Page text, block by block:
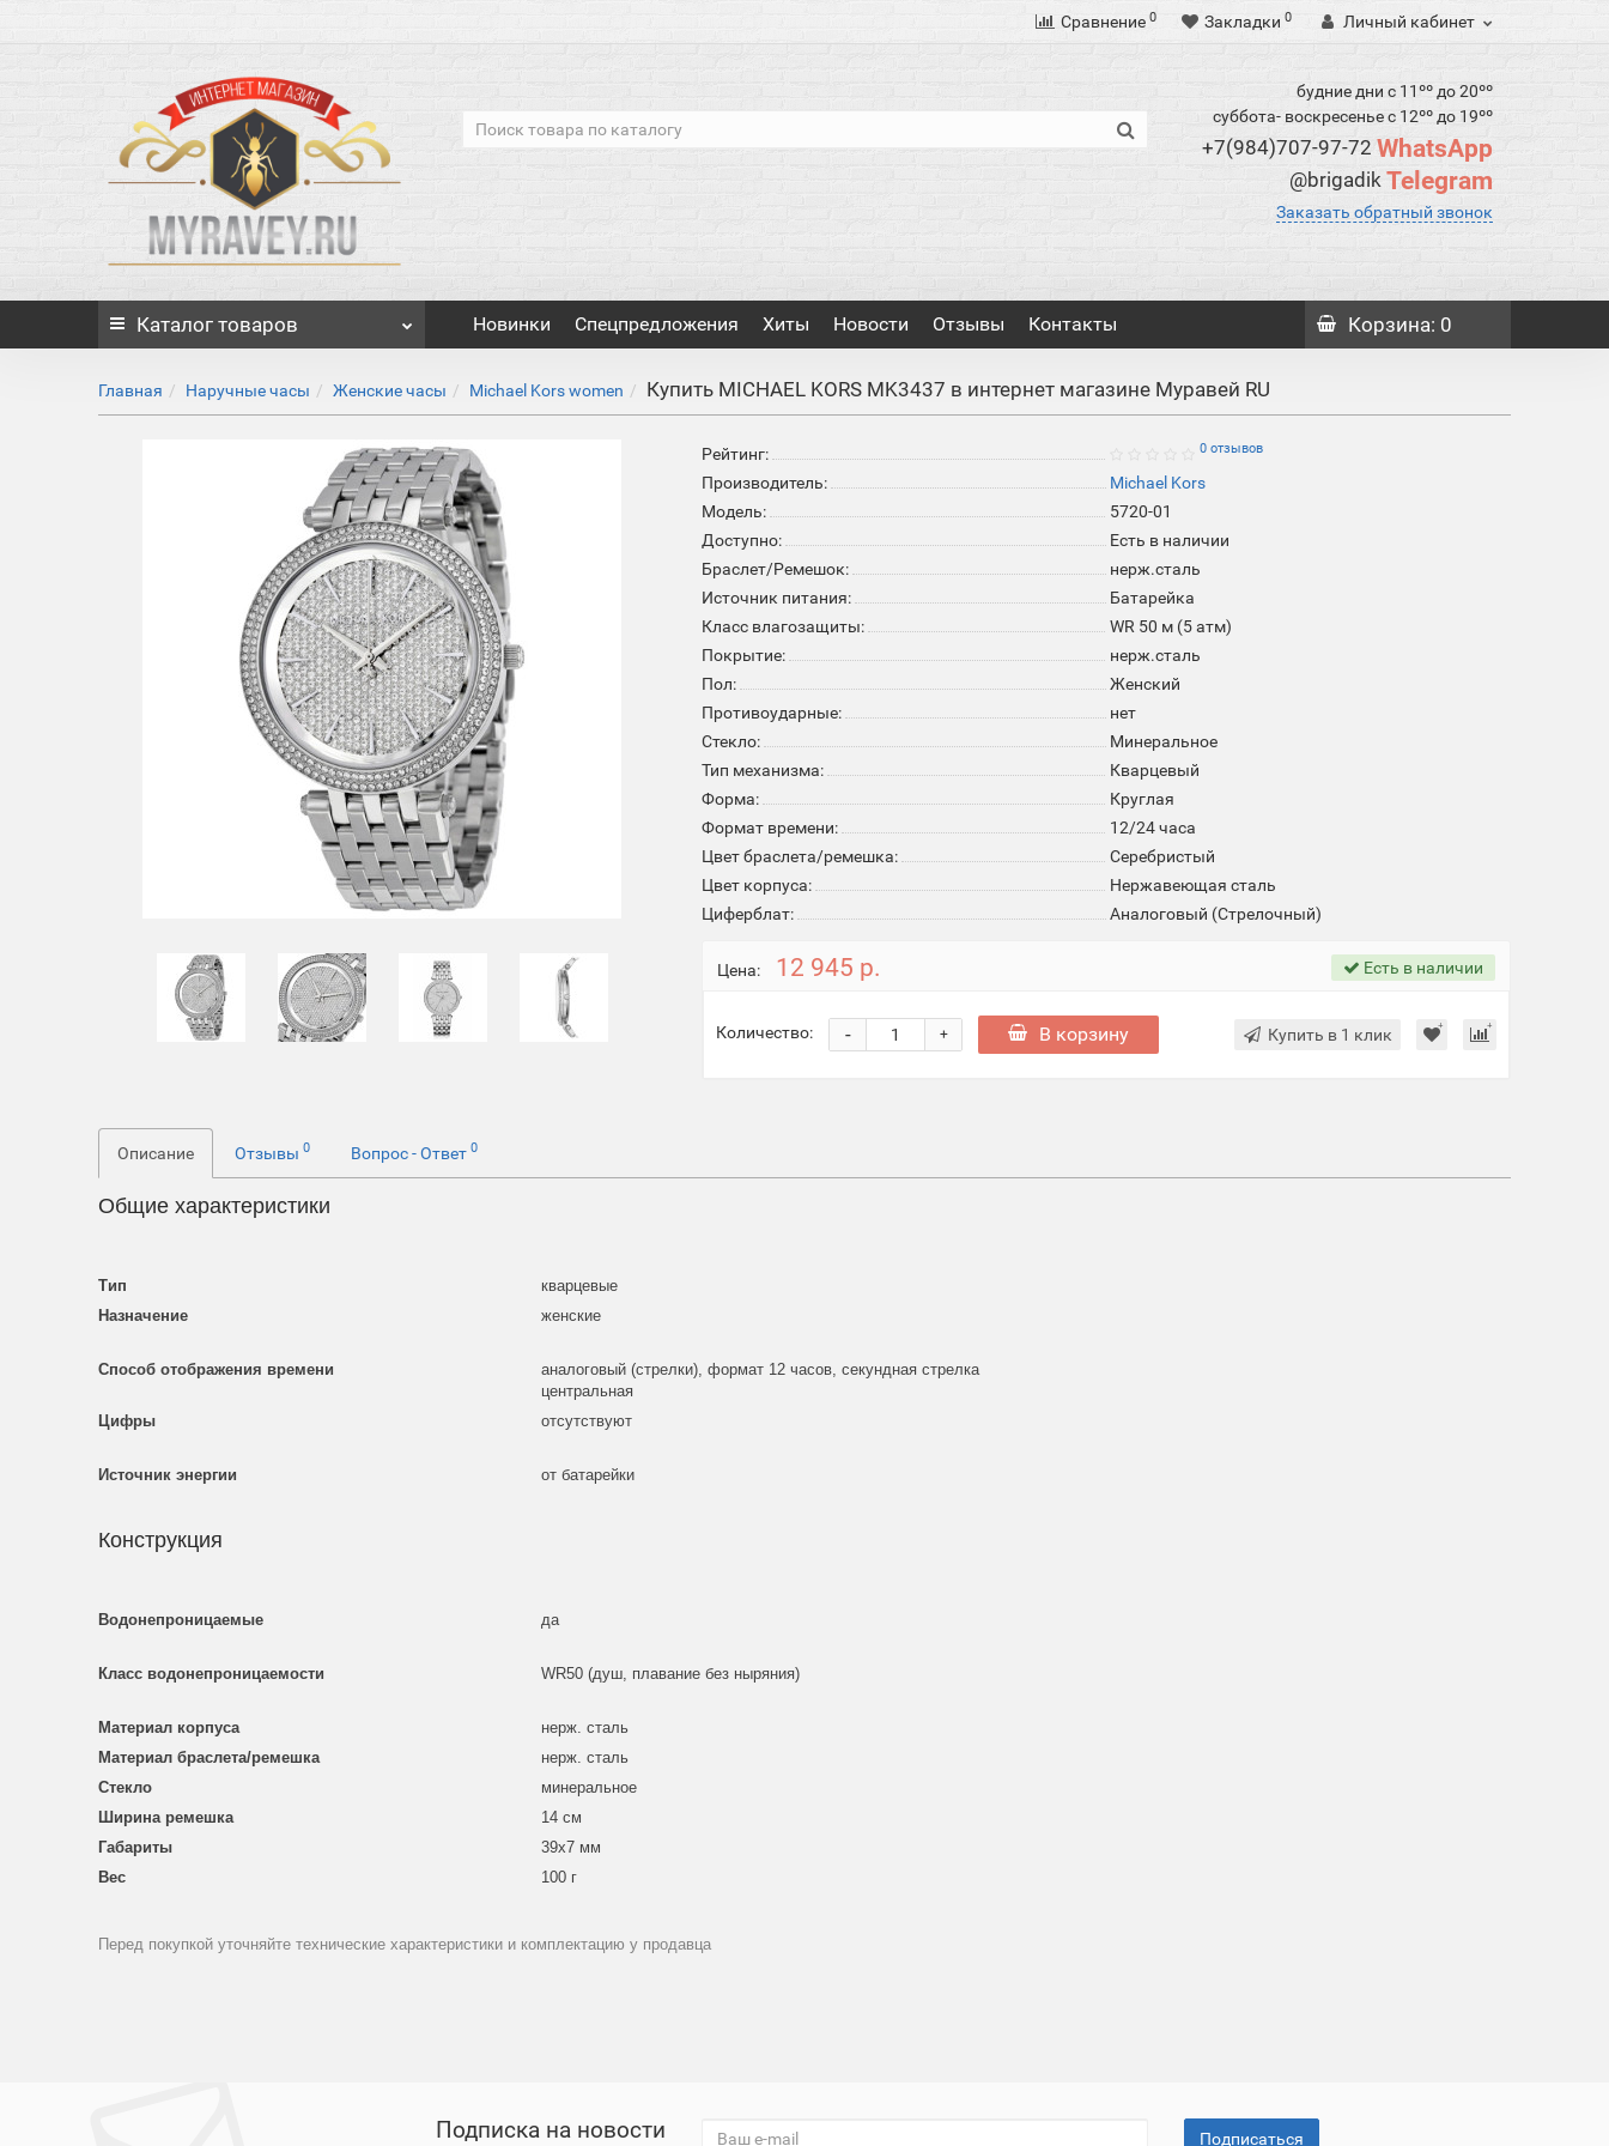
Сравнение 0 Закладки 0 Личный кабинет
будние дни с 11ºº до 20ºº
суббота- воскресенье с 12ºº до 19ºº
+7(984)707-97-72 WhatsApp
@brigadikTelegram
Заказать обратный звонок
Каталог товаров Новинки Спецпредложения Хиты Новости Отзывы Контакты Корзина: 0
Главная Наручные часы Женские часы Michael Kors women Купить MICHAEL KORS MK3437 в интернет магазине Муравей RU
Рейтинг: 0 отзывов
Производитель:
Michael Kors
Модель:
5720-01
Доступно:
Есть в наличии
Браслет/Ремешок:
нерж.сталь
Источник питания:
Батарейка
Класс влагозащиты:
WR 50 м (5 атм)
Покрытие:
нерж.сталь
Пол:
Женский
Противоударные:
нет
Стекло:
Минеральное
Тип механизма:
Кварцевый
Форма:
Круглая
Формат времени:
12/24 часа
Цвет браслета/ремешка:
Серебристый
Цвет корпуса:
Нержавеющая сталь
Циферблат:
Аналоговый (Стрелочный)
Цена: 12 945 р. Есть в наличии
Количество: +
- В корзину Купить в 1 клик
Описание Отзывы0 Вопрос - Ответ0
Общие характеристики
Тип
кварцевые
Назначение
женские
Способ отображения времени
аналоговый (стрелки), формат 12 часов, секундная стрелка
центральная
Цифры
отсутствуют
Источник энергии от батарейки
Конструкция
Водонепроницаемые да
Класс водонепроницаемости WR50 (душ, плавание без ныряния)
Материал корпуса
нерж. сталь
Материал браслета/ремешка
нерж. сталь
Стекло
минеральное
Ширина ремешка
14 см
Габариты
39x7 мм
Вес
100 г
Перед покупкой уточняйте технические характеристики и комплектацию у продавца
Подписка на новости Подписаться